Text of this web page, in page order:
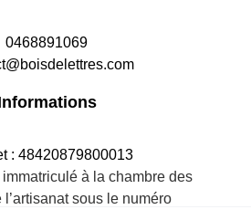
0468891069
: 48420879800013
à la chambre des
l’artisanat sous le numéro